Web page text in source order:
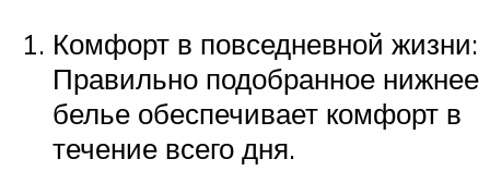
Комфорт в повседневной жизни:
Правильно подобранное нижнее
белье обеспечивает комфорт в
течение всего дня.